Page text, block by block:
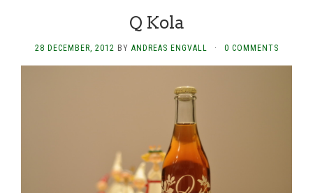
Q Kola
28 DECEMBER, 2012 BY ANDREAS ENGVALL · 0 COMMENTS